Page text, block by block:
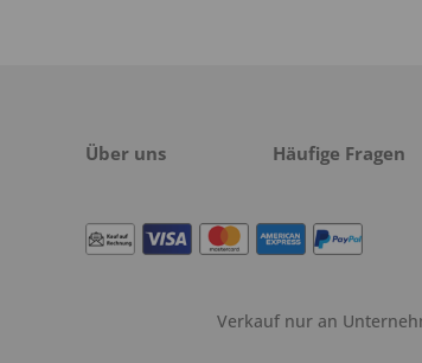
Über uns Häufige Fragen
Verkauf nur an